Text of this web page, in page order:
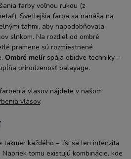
farby voľnou rukou (z
Svetlejšia farba sa nanáša na
ťahmi, aby napodobňovala
slnkom. Na rozdiel od ombré
pramene sú rozmiestnené
Ombré melírspája obidve techniky –
prirodzenosť balayage.
vlasov nájdete v našom
vlasov.
takmer každého – líši sa len intenzita
tomu existujú kombinácie, kde